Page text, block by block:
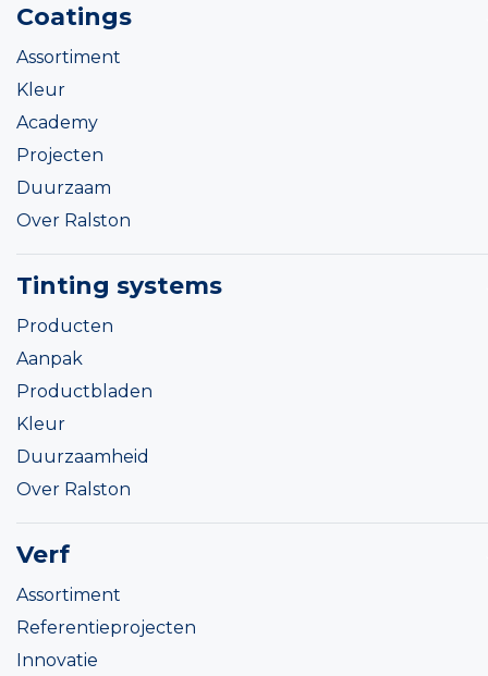
Coatings
Assortiment
Kleur
Academy
Projecten
Duurzaam
Over Ralston
Tinting systems
Producten
Aanpak
Productbladen
Kleur
Duurzaamheid
Over Ralston
Verf
Assortiment
Referentieprojecten
Innovatie